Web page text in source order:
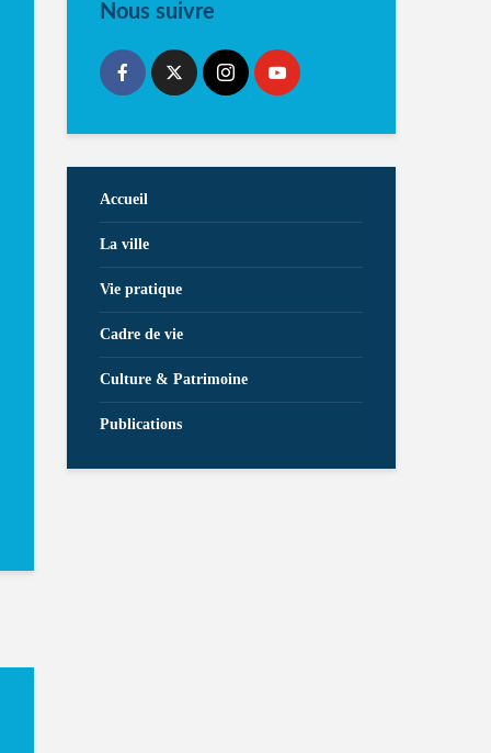
Nous suivre
Accueil
La ville
Vie pratique
Cadre de vie
Culture & Patrimoine
Publications